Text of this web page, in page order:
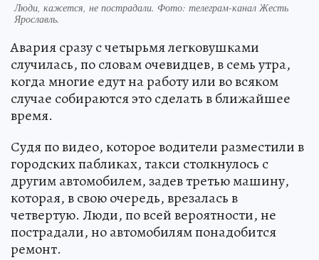
Люди, кажется, не пострадали. Фото: телеграм-канал Жесть
Ярославль.
Авария сразу с четырьмя легковушками
случилась, по словам очевидцев, в семь утра,
когда многие едут на работу или во всяком
случае собираются это сделать в ближайшее
время.
Судя по видео, которое водители разместили в
городских пабликах, такси столкнулось с
другим автомобилем, задев третью машину,
которая, в свою очередь, врезалась в
четвертую. Люди, по всей вероятности, не
пострадали, но автомобилям понадобится
ремонт.